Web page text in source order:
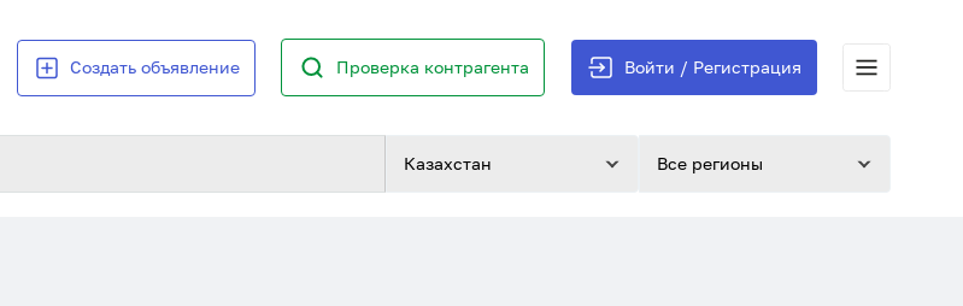
Создать объявление Проверка контрагента Войти / Регистрация
Казахстан Все регионы